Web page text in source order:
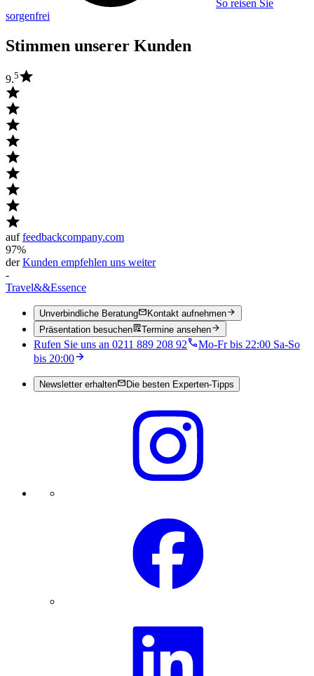
So reisen Sie
sorgenfrei
Stimmen unserer Kunden
9.5
auffeedbackcompany.com
97%
derKunden empfehlen uns weiter
-
Travel&&Essence
Unverbindliche Beratung
Kontakt aufnehmen
Präsentation besuchen
Termine ansehen
Rufen Sie uns an 0211 889 208 92
Mo-Fr bis 22:00 Sa-So
bis 20:00
Newsletter erhalten Die besten Experten-Tipps